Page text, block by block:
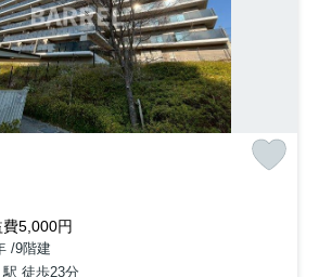
5,000円
/9階建
徒歩23分